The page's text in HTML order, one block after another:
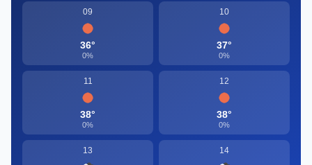
09
36°
0%
10
37°
0%
11
38°
0%
12
38°
0%
13 14